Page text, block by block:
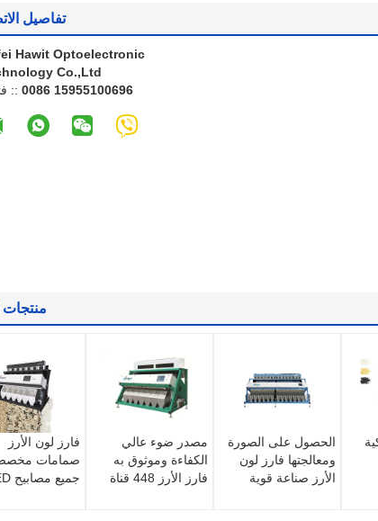
تفاصيل
Hawit Optoelectronic
Co.,Ltd
0086 15955100696
فارز لون الأرز
صمامات
جميع مصابيح LED
مصدر ضوء عالي
الكفاءة وموثوق به
فارز الأرز 448 قناة
الحصول على الصورة
ومعالجتها فارز لون
الأرز صناعة قوية